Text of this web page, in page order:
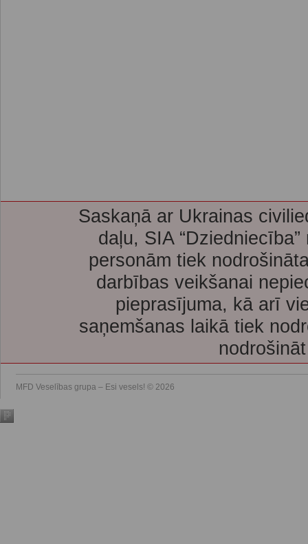
Saskaņā ar Ukrainas
daļu, SIA
personām tiek
darbības veikšanai
pieprasījuma, kā arī
saņemšanas laikā tiek
MFD Veselības grupa – Esi vesels! © 2026